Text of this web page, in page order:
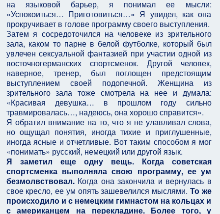
на языковой барьер, я понимал ее мысли:
«Успокоиться… Приготовиться…» Я увидел, как она
прокручивает в голове программу своего выступления.
Затем я сосредоточился на человеке из зрительного
зала, каком то парне в белой футболке, который был
увлечен сексуальной фантазией при участии одной из
восточногерманских спортсменок. Другой человек,
наверное, тренер, был поглощен предстоящим
выступлением своей подопечной. Женщина из
зрительного зала тоже смотрела на нее и думала:
«Красивая девушка… в прошлом году сильно
травмировалась…, надеюсь, она хорошо справится».
Я обратил внимание на то, что я не улавливал слова,
но ощущал понятия, иногда тихие и приглушенные,
иногда ясные и отчетливые. Вот таким способом я мог
«понимать» русский, немецкий или другой язык.
Я заметил еще одну вещь. Когда советская
спортсменка выполняла свою программу, ее ум
безмолвствовал.Когда она закончила и вернулась в
свое кресло, ее ум опять зашевелился мыслями. То же
происходило и с немецким гимнастом на кольцах и
с американцем на перекладине. Более того, у